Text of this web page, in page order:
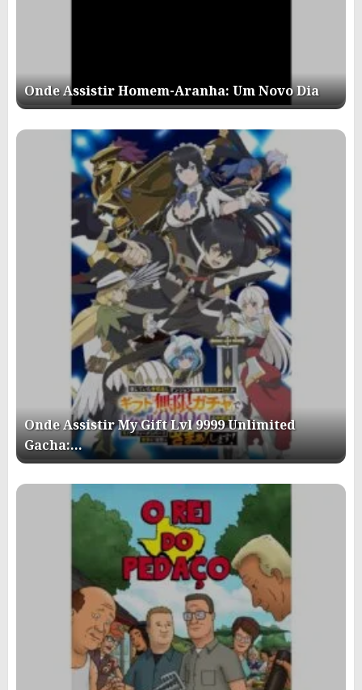
Onde Assistir Homem-Aranha: Um Novo Dia
Onde Assistir My Gift Lvl 9999 Unlimited
Gacha:…